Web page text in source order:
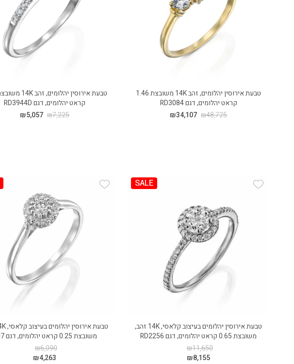
טבעת אירוסין יהלומים, זהב 14K משובצת 1.46
קראט יהלומים, דגם RD3084
₪48,725
₪34,107
קראט יהלומים, דגם RD3944D
₪7,225
₪5,057
SALE
טבעת אירוסין יהלומים בעיצוב קלאסי, 14K זהב,
משובצת 0.65 קראט יהלומים, דגם RD2256
₪11,650
₪8,155
משובצת 0.25 קראט יהלומים, דגם RD7
₪6,090
₪4,263